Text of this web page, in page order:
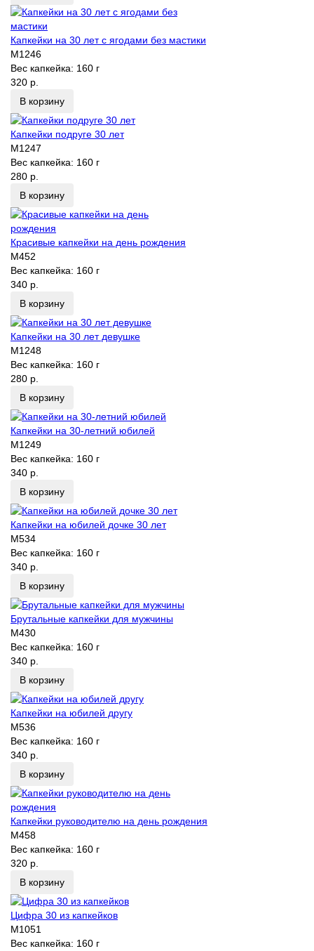
Капкейки на 30 лет с ягодами без мастики
M1246
Вес капкейка: 160 г
320 р.
В корзину
Капкейки подруге 30 лет
M1247
Вес капкейка: 160 г
280 р.
В корзину
Красивые капкейки на день рождения
M452
Вес капкейка: 160 г
340 р.
В корзину
Капкейки на 30 лет девушке
M1248
Вес капкейка: 160 г
280 р.
В корзину
Капкейки на 30-летний юбилей
M1249
Вес капкейка: 160 г
340 р.
В корзину
Капкейки на юбилей дочке 30 лет
M534
Вес капкейка: 160 г
340 р.
В корзину
Брутальные капкейки для мужчины
M430
Вес капкейка: 160 г
340 р.
В корзину
Капкейки на юбилей другу
M536
Вес капкейка: 160 г
340 р.
В корзину
Капкейки руководителю на день рождения
M458
Вес капкейка: 160 г
320 р.
В корзину
Цифра 30 из капкейков
M1051
Вес капкейка: 160 г